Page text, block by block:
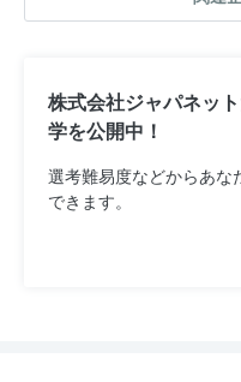
株式会社ジャパネッ
学を公開中！
選考難易度などからあな
できます。